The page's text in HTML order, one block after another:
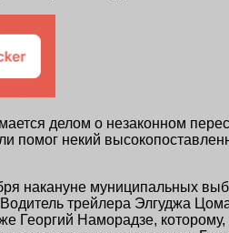
делом о незаконном
некий
накануне муниципальных
трейлера Элгуджа
Георгий Наморадзе,